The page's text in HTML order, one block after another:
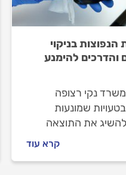
הנפוצות בניקוי
והדרכים להימנע
נקי רצופה
שמונעות
להשיג את התוצאה
או מזמינים
מקצועית, הנה כל
קרא עוד